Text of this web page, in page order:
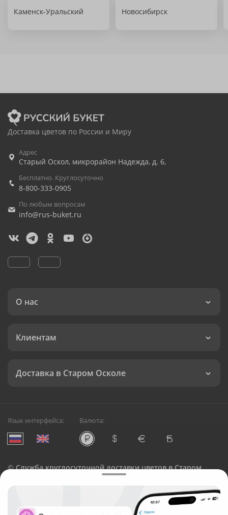
Каменск-Уральский Новосибирск
Доставка цветов по России и Миру
Адрес
Старый Оскол, микрорайон Надежда, д. 6,
Бесплатно. Круглосуточно
8-800-333-0905
По любым вопросам
info@rus-buket.ru
О нас
Клиентам
Доставка в Старом Осколе
Язык интерфейса: Валюта:
©Служба круглосуточной доставки цветов в Старом
Русский Букет, 2026
Общество с ограниченной ответственностью «Технология»